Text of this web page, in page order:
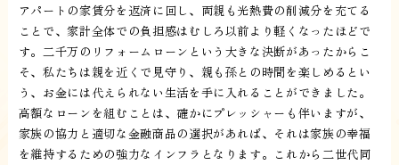
アパートの家賃分を返済に回し、両親も光熱費の削減分を充てる
ことで、家計全体での負担感はむしろ以前より軽くなったほどで
す。二千万のリフォームローンという大きな決断があったからこ
そ、私たちは親を近くで見守り、親も孫との時間を楽しめるとい
う、お金には代えられない生活を手に入れることができました。
高額なローンを組むことは、確かにプレッシャーも伴いますが、
家族の協力と適切な金融商品の選択があれば、それは家族の幸福
を維持するための強力なインフラとなります。これから二世代同